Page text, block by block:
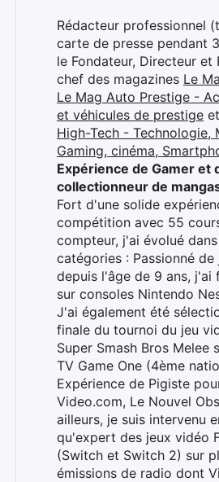
Rédacteur professionnel
carte de presse pendant
le Fondateur, Directeur et
chef des magazines Le
Le Mag Auto Prestige -
et véhicules de prestige et
High-Tech - Technologie,
Gaming, cinéma,
Expérience de Gamer et
collectionneur de
Fort d'une solide
compétition avec 55
compteur, j'ai évolué
catégories : Passionné
depuis l'âge de 9 ans, j'ai
sur consoles Nintendo
J'ai également été
finale du tournoi du jeu
Super Smash Bros Melee
TV Game One (4ème
Expérience de Pigiste
Video.com, Le Nouvel
ailleurs, je suis intervenu
qu'expert des jeux vidéo
(Switch et Switch 2) sur
émissions de radio dont